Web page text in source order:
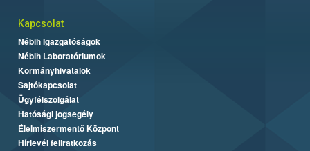
Kapcsolat
Nébih Igazgatóságok
Nébih Laboratóriumok
Kormányhivatalok
Sajtókapcsolat
Ügyfélszolgálat
Hatósági jogsegély
Élelmiszermentő Központ
Hírlevél feliratkozás